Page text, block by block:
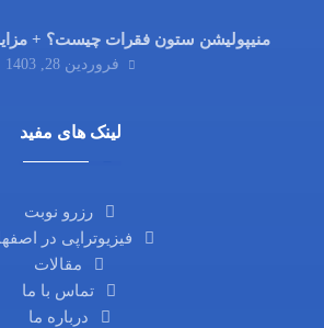
منیپولیشن ستون فقرات چیست؟ +
فروردین 28, 1403
لینک های مفید
رزرو نوبت
فیزیوتراپی در
مقالات
تماس با ما
درباره ما